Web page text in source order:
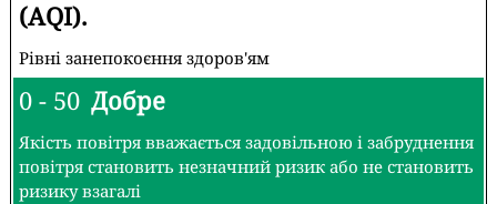
(AQI).
Рівні занепокоєння здоров'ям
0 - 50 Добре
Якість повітря вважається задовільною і забруднення
повітря становить незначний ризик або не становить
ризику взагалі